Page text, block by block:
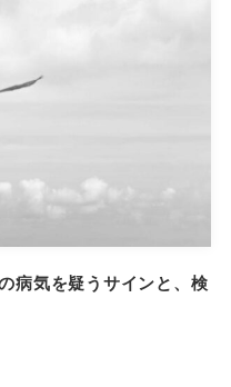
気を疑うサインと、検